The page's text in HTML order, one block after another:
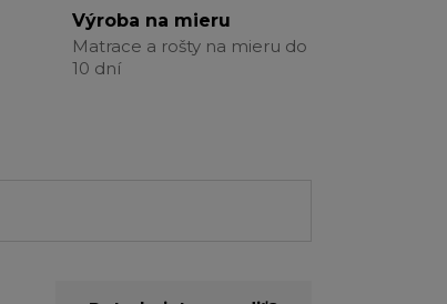
Výroba na mieru
Matrace a rošty na mieru do
10 dní